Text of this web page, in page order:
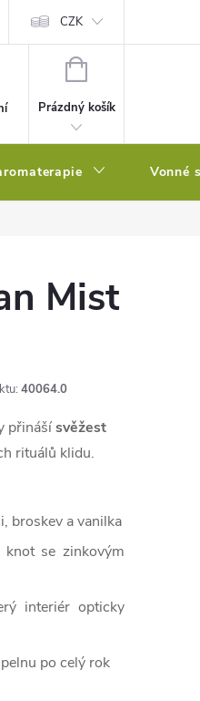
CZK
NÁKUPNÍ
Prázdný košík
Vonné
Mist
40064.0
přinášísvěžest
rituálů klidu.
broskev a vanilka
se zinkovým
interiér opticky
po celý rok